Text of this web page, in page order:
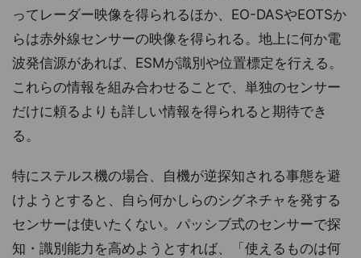
ってレーダー映像を得られるほか、EO-DASやEOTSか
らは赤外線センサーの映像を得られる。地上に何か電
波発信源があれば、ESMが識別や位置標定を行える。
これらの情報を組み合わせることで、単独のセンサー
だけに頼るよりも詳しい情報を得られると期待でき
る。
特にステルス機の場合、自機が逆探知される事態を避
けようとすると、自ら何かしらのシグネチャを発する
センサーは使いたくない。パッシブ式のセンサーで探
知・識別能力を高めようとすれば、「使えるものは何